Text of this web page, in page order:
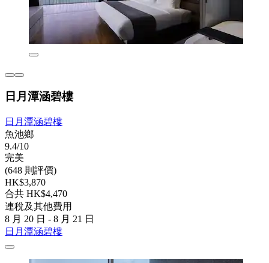
日月潭涵碧樓
日月潭涵碧樓
魚池鄉
9.4/10
完美
(648 則評價)
HK$3,870
合共 HK$4,470
連稅及其他費用
8 月 20 日 - 8 月 21 日
日月潭涵碧樓